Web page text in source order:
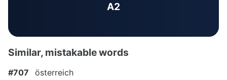
A2
Similar, mistakable words
#707
österreich